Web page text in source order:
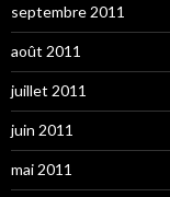
septembre 2011
août 2011
juillet 2011
juin 2011
mai 2011